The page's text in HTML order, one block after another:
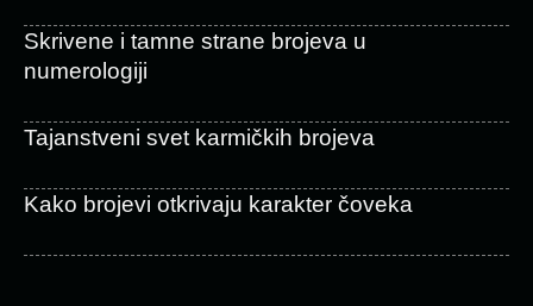
Skrivene i tamne strane brojeva u
numerologiji
Tajanstveni svet karmičkih brojeva
Kako brojevi otkrivaju karakter čoveka